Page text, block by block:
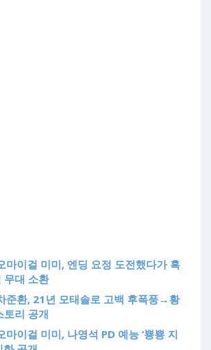
마이걸 미미, 엔딩 요정 도전했다가 흑
무대 소환
준환, 21년 모태솔로 고백 후폭풍→황
토리 공개
마이걸 미미, 나영석 PD 예능 ‘뿅뿅 지